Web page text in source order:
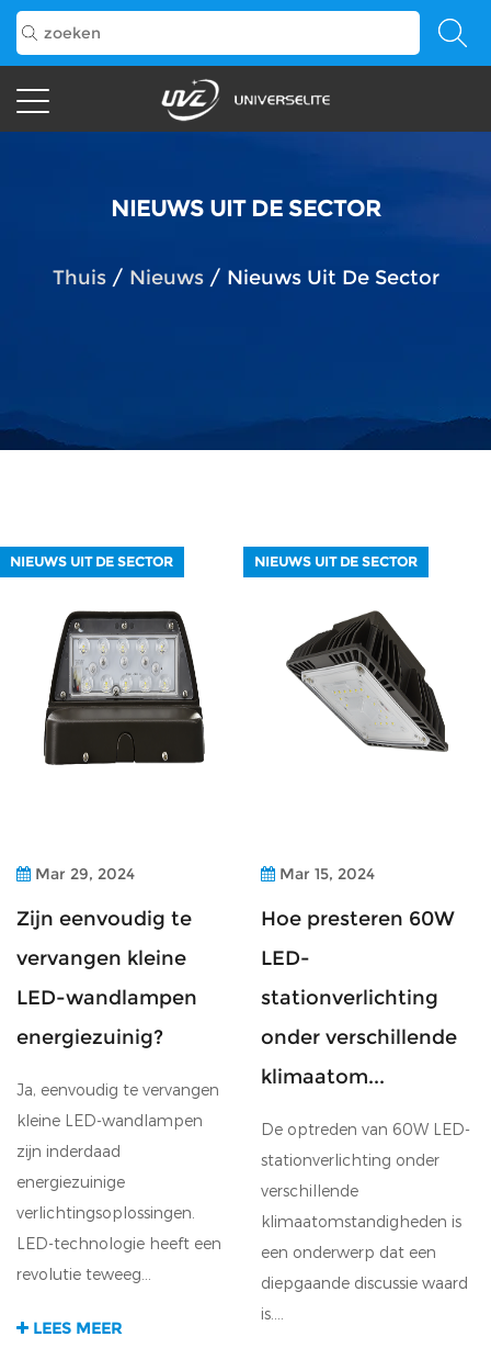
NIEUWS UIT DE SECTOR
Thuis/ Nieuws/ Nieuws Uit De Sector
NIEUWS UIT DE SECTOR
Mar 29, 2024
Zijn eenvoudig te
vervangen kleine
LED-wandlampen
energiezuinig?
Ja, eenvoudig te vervangen
kleine LED-wandlampen
zijn inderdaad
energiezuinige
verlichtingsoplossingen.
LED-technologie heeft een
revolutie teweeg...
LEES MEER
NIEUWS UIT DE SECTOR
Mar 15, 2024
Hoe presteren 60W
LED-
stationverlichting
onder verschillende
klimaatom...
De optreden van 60W LED-
stationverlichting onder
verschillende
klimaatomstandigheden is
een onderwerp dat een
diepgaande discussie waard
is....